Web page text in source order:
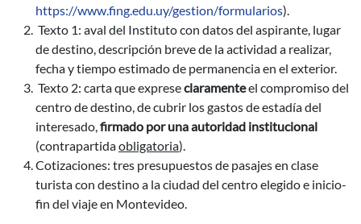
https://www.fing.edu.uy/gestion/formularios).
Texto 1: aval del Instituto con datos del aspirante, lugar
de destino, descripción breve de la actividad a realizar,
fecha y tiempo estimado de permanencia en el exterior.
Texto 2: carta que expreseclaramenteel compromiso del
centro de destino, de cubrir los gastos de estadía del
interesado,firmado por una autoridad institucional
(contrapartidaobligatoria).
Cotizaciones: tres presupuestos de pasajes en clase
turista con destino a la ciudad del centro elegido e inicio-
fin del viaje en Montevideo.